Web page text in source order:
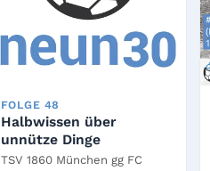
FOLGE 48
Halbwissen über
unnütze Dinge
TSV 1860 München gg FC